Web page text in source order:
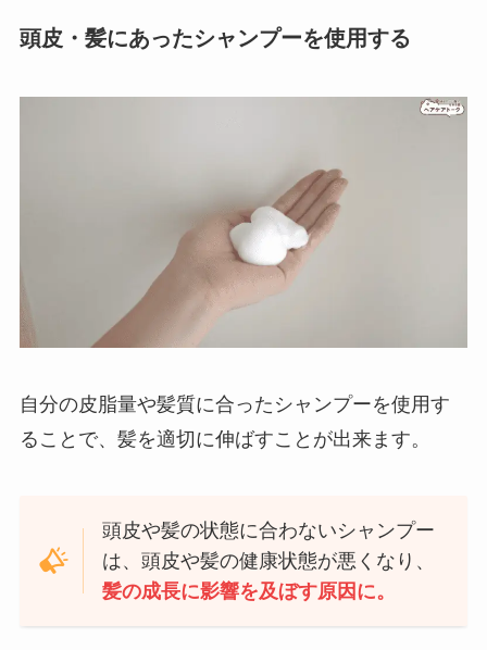
頭皮・髪にあったシャンプーを使用する
自分の皮脂量や髪質に合ったシャンプーを使用す
ることで、髪を適切に伸ばすことが出来ます。
頭皮や髪の状態に合わないシャンプー
は、頭皮や髪の健康状態が悪くなり、
髪の成長に影響を及ぼす原因に。